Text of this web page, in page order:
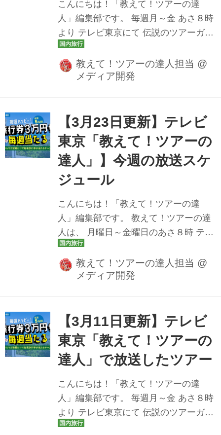
列車ろくもん・長野電鉄イベント列
車・海里に一度に乗車！長野、新潟、
山形を巡る大人の列車旅 ＞ろくもん･海
こんにちは！「教えて！ツアーの達
人」編集部です。 毎週月～金 あさ８時
より テレビ東京にて 伝説のツアーガイ
ド 路子とともにイマ行くべき旅や楽し
み方をご案内しております！ 先週は山
陰・山陽のみどころが詰まったツアー
しました。 教えて！ツアーの達人で
は、YouTube公式チャンネルにて放送
した番組動画も公開しております。 楽
しみにしていたあのツアーの放送を見
逃しても安心です♪ ぜひチェックしてみ
旅！京都、岐阜の風物詩を一度に大満
喫！！貴船川床料理と長良川鵜飼ツア
ー ＞京都･岐阜の伝...
教えて！ツアーの達人担当 @
メディア開発
【3月23日更新】テレビ
東京「教えて！ツアーの
達人」】今週の放送スケ
ジュール
こんにちは！「教えて！ツアーの達
人」編集部です。 教えて！ツアーの達
人は、 月曜日～金曜日のあさ８時 テレ
ビ東京にて放送中です♪ 今週の放送スケ
ジュールをツアー情報とともにお届け
いたします。 どんなツアーが登場する
岐阜の風物詩を一度に大満喫！！貴船
川床料理と長良川鵜飼ツアー ＞京都･岐
阜の伝統的な風物詩を一度に体験 貴船
川床料理と長良川鵜飼3日間 3月24日
さんが『ゆふいんの森』『指宿のたま
て箱』に乗車！都内から新幹線で行く
九州縦断ツアー ＞[番組スペシャルプラ
教えて！ツアーの達人担当 @
メディア開発
【3月11日更新】テレビ
東京「教えて！ツアーの
達人」で放送したツアー
こんにちは！「教えて！ツアーの達
人」編集部です。 毎週月～金 あさ８時
より テレビ東京にて 伝説のツアーガイ
ド 路子とともにイマ行くべき旅や楽し